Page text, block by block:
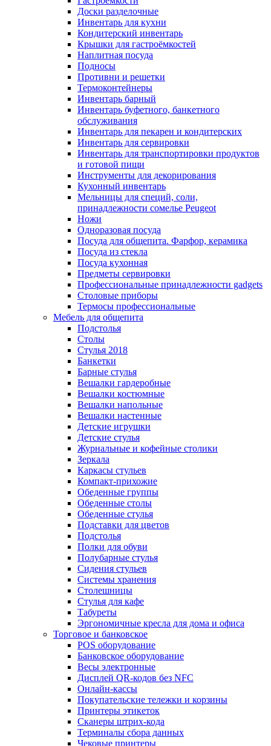
Доски разделочные
Инвентарь для кухни
Кондитерский инвентарь
Крышки для гастроёмкостей
Наплитная посуда
Подносы
Противни и решетки
Термоконтейнеры
Инвентарь барный
Инвентарь буфетного, банкетного
обслуживания
Инвентарь для пекарен и кондитерских
Инвентарь для сервировки
Инвентарь для транспортировки продуктов
и готовой пищи
Инструменты для декорирования
Кухонный инвентарь
Мельницы для специй, соли,
принадлежности сомелье Peugeot
Ножи
Одноразовая посуда
Посуда для общепита. Фарфор, керамика
Посуда из стекла
Посуда кухонная
Предметы сервировки
Профессиональные принадлежности gadgets
Столовые приборы
Термосы профессиональные
Мебель для общепита
Подстолья
Столы
Стулья 2018
Банкетки
Барные стулья
Вешалки гардеробные
Вешалки костюмные
Вешалки напольные
Вешалки настенные
Детские игрушки
Детские стулья
Журнальные и кофейные столики
Зеркала
Каркасы стульев
Компакт-прихожие
Обеденные группы
Обеденные столы
Обеденные стулья
Подставки для цветов
Подстолья
Полки для обуви
Полубарные стулья
Сидения стульев
Системы хранения
Столешницы
Стулья для кафе
Табуреты
Эргономичные кресла для дома и офиса
Торговое и банковское
POS оборудование
Банковское оборудование
Весы электронные
Дисплей QR-кодов без NFC
Онлайн-кассы
Покупательские тележки и корзины
Принтеры этикеток
Сканеры штрих-кода
Терминалы сбора данных
Чековые принтеры